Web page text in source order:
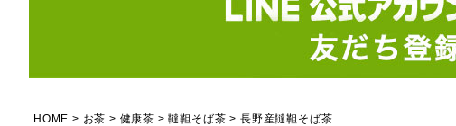
HOME お茶 健康茶 韃靼そば茶 長野産韃靼そば茶